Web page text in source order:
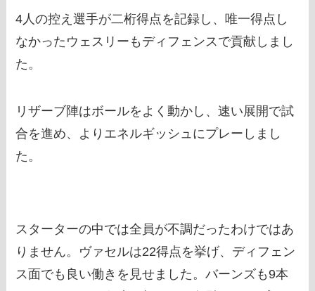
4人の控え選手が二桁得点を記録し、唯一得点し
なかったウェスリーもディフェンスで貢献しまし
た。
リザーブ陣はボールをよく動かし、速い展開で試
合を進め、よりエネルギッシュにプレーしまし
た。
スターターの中では全員が不調だったわけではあ
りません。ヴァセルは22得点を挙げ、ディフェン
ス面でも良い働きを見せました。バーンズも9本